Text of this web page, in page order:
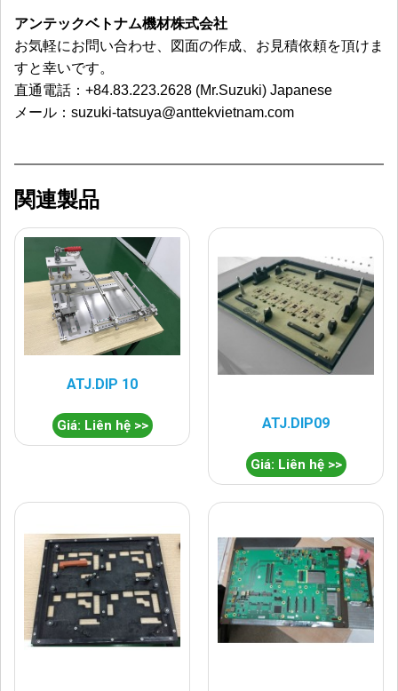
アンテックベトナム機材株式会社
お気軽にお問い合わせ、図面の作成、お見積依頼を頂けま
すと幸いです。
直通電話： +84.83.223.2628 (Mr.Suzuki) Japanese
メール： suzuki-tatsuya@anttekvietnam.com
関連製品
ATJ.DIP 10
Giá: Liên hệ >> ATJ.DIP09
Giá: Liên hệ >>